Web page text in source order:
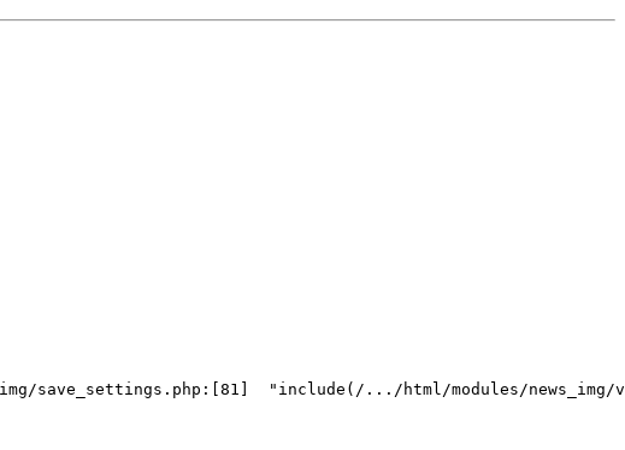
save_settings.php:[81]  "include(/.../html/modules/